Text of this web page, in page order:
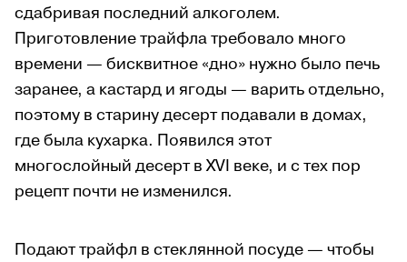
сдабривая последний алкоголем.
Приготовление трайфла требовало много
времени — бисквитное «дно» нужно было печь
заранее, а кастард и ягоды — варить отдельно,
поэтому в старину десерт подавали в домах,
где была кухарка. Появился этот
многослойный десерт в XVI веке, и с тех пор
рецепт почти не изменился.
Подают трайфл в стеклянной посуде — чтобы